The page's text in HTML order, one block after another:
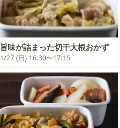
旨味が詰まった切干大根おかず
1/27 (日) 16:30〜17:15